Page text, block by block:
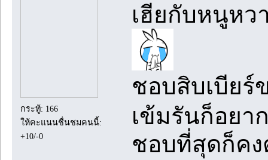
กระทู้: 166
ให้คะแนนชื่นชมคนนี้:
+10/-0
เฮียกับหนูหว
ชอบสิบเบีย
เข้มรันก็อยา
ชอบที่สุดก็คง